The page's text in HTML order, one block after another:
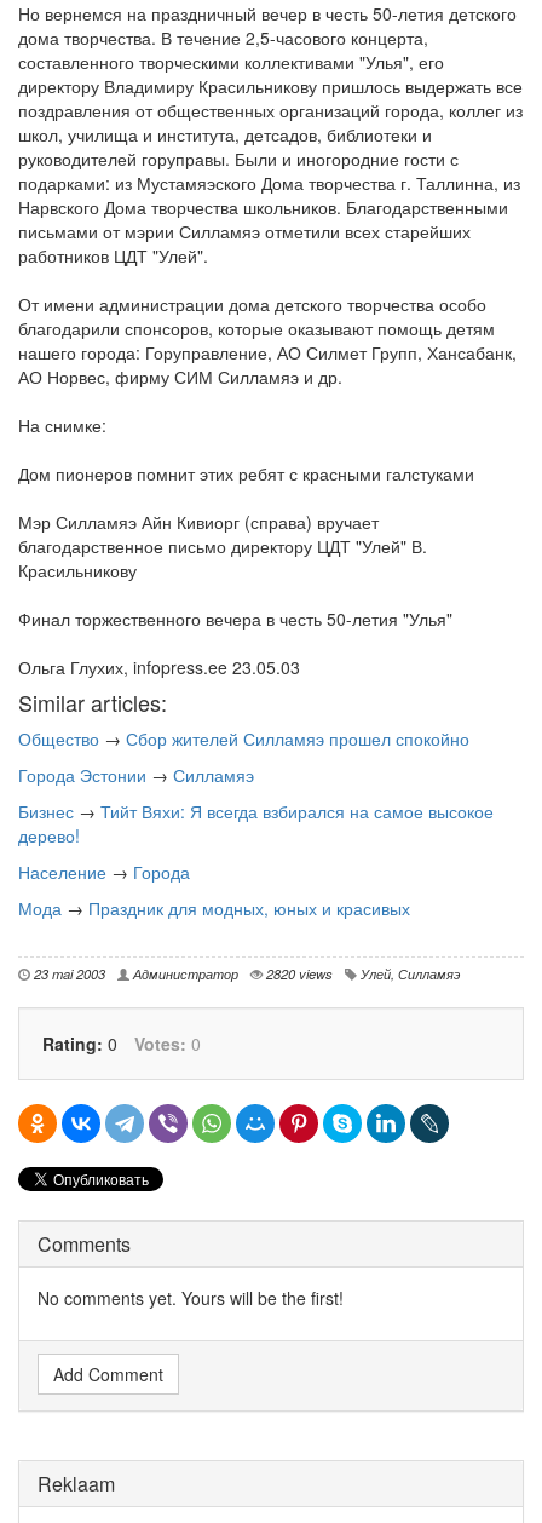
Но вернемся на праздничный вечер в честь 50-летия детского
дома творчества. В течение 2,5-часового концерта,
составленного творческими коллективами "Улья", его
директору Владимиру Красильникову пришлось выдержать все
поздравления от общественных организаций города, коллег из
школ, училища и института, детсадов, библиотеки и
руководителей горуправы. Были и иногородние гости с
подарками: из Мустамяэского Дома творчества г. Таллинна, из
Нарвского Дома творчества школьников. Благодарственными
письмами от мэрии Силламяэ отметили всех старейших
работников ЦДТ "Улей".
От имени администрации дома детского творчества особо
благодарили спонсоров, которые оказывают помощь детям
нашего города: Горуправление, АО Силмет Групп, Хансабанк,
АО Норвес, фирму СИМ Силламяэ и др.
На снимке:
Дом пионеров помнит этих ребят с красными галстуками
Мэр Силламяэ Айн Кивиорг (справа) вручает
благодарственное письмо директору ЦДТ "Улей" В.
Красильникову
Финал торжественного вечера в честь 50-летия "Улья"
Ольга Глухих, infopress.ee 23.05.03
Similar articles:
Общество → Сбор жителей Силламяэ прошел спокойно
Города Эстонии → Силламяэ
Бизнес → Тийт Вяхи: Я всегда взбирался на самое высокое
дерево!
Население → Города
Мода → Праздник для модных, юных и красивых
23 mai 2003 Администратор 2820 views Улей, Силламяэ
Rating: 0 Votes: 0
Comments
No comments yet. Yours will be the first!
Add Comment
Reklaam